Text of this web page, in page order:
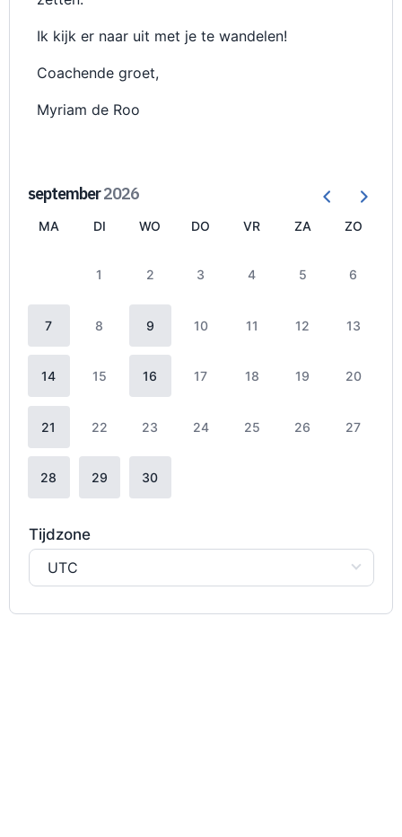
Ik kijk er naar uit met je te wandelen!
Coachende groet,
Myriam de Roo
september2026
MA DI WO DO VR ZA ZO
1 2 3 4 5 6
7 8 9 10 11 12 13
14 15 16 17 18 19 20
21 22 23 24 25 26 27
28 29 30
Tijdzone
UTC